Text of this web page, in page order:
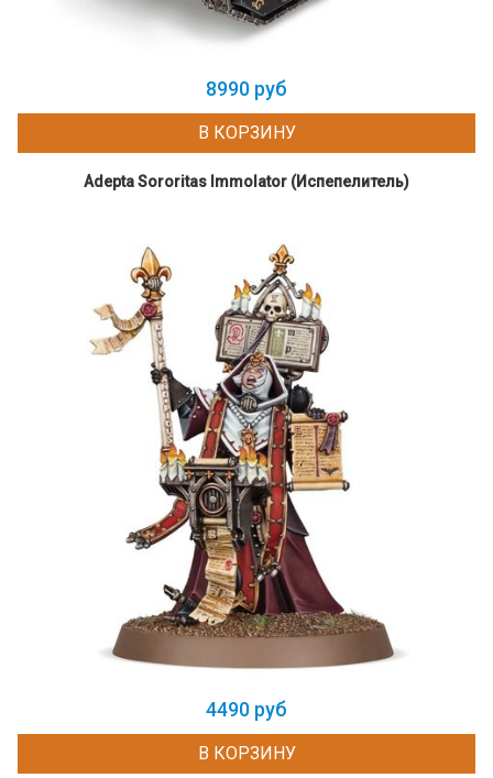
8990 руб
В КОРЗИНУ
Adepta Sororitas Immolator (Испепелитель)
4490 руб
В КОРЗИНУ